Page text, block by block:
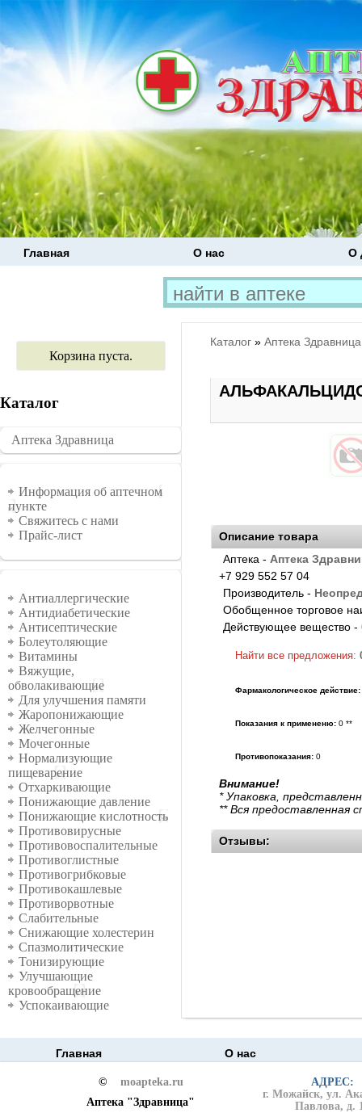
Главная О нас О
Корзина пуста.
Каталог
�������
Аптека Здравница
Информация
Информация об аптечном
пункте
Свяжитесь с нами
Прайс-лист
Группы
Антиаллергические
Антидиабетические
Антисептические
Болеутоляющие
Витамины
Вяжущие,
обволакивающие
Для улучшения памяти
Жаропонижающие
Желчегонные
Мочегонные
Нормализующие
пищеварение
Отхаркивающие
Понижающие давление
Понижающие кислотность
Противовирусные
Противовоспалительные
Противоглистные
Противогрибковые
Противокашлевые
Противорвотные
Слабительные
Снижающие холестерин
Спазмолитические
Тонизирующие
Улучшающие
кровообращение
Успокаивающие
Каталог » Аптека Здравница
Описание товара
Аптека - Аптека
+7 929 552 57 04
Производитель -
Обобщенное торговое
Действующее вещество -
Найти все предложения:
Фармакологическое действие:
Показания к примененю: 0 **
Противопоказания: 0
Внимание!
* Упаковка,
** Вся предоставленная
Отзывы:
Главная О нас
©
moapteka.ru
Аптека "Здравница"
АДРЕС:
г. Можайск, ул.
Павлова, д.